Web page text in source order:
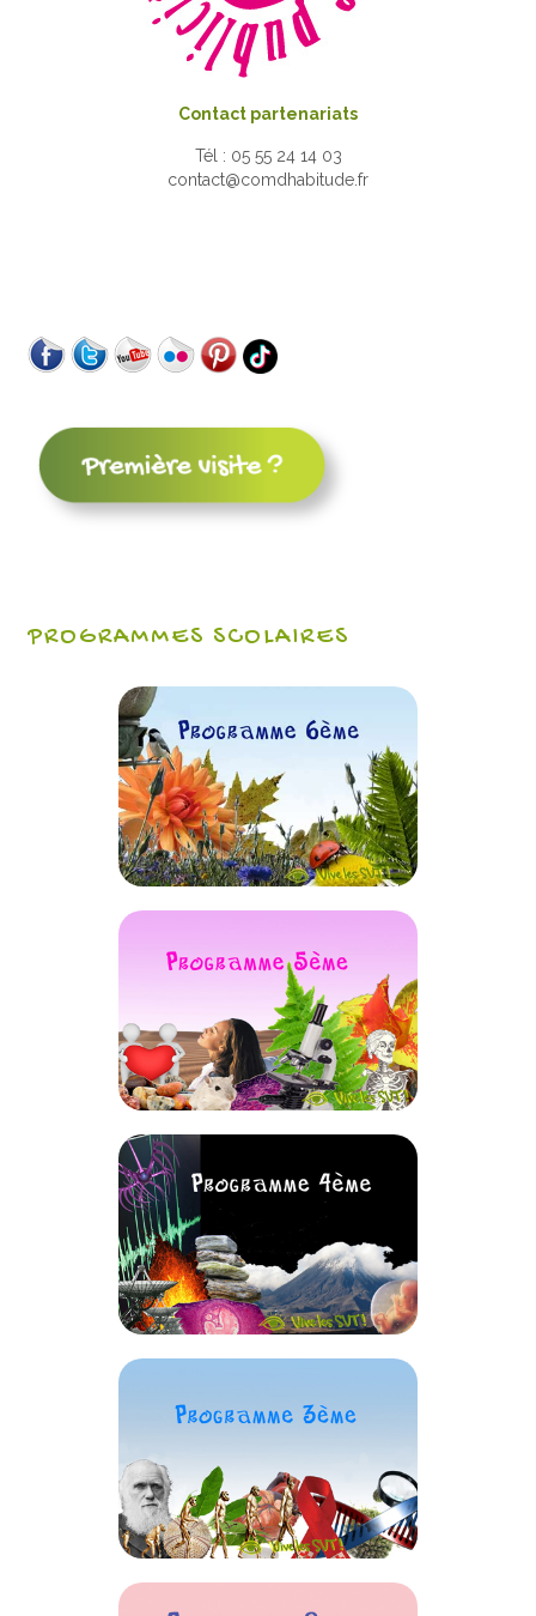
Contact partenariats
Tél : 05 55 24 14 03
contact@comdhabitude.fr
PROGRAMMES SCOLAIRES